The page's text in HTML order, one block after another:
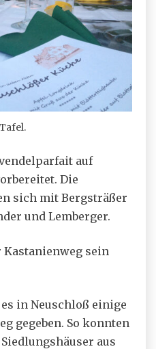
auf
Die
sich mit Bergsträßer
und Lemberger.
Kastanienweg sein
in Neuschloß einige
gegeben. So konnten
aus